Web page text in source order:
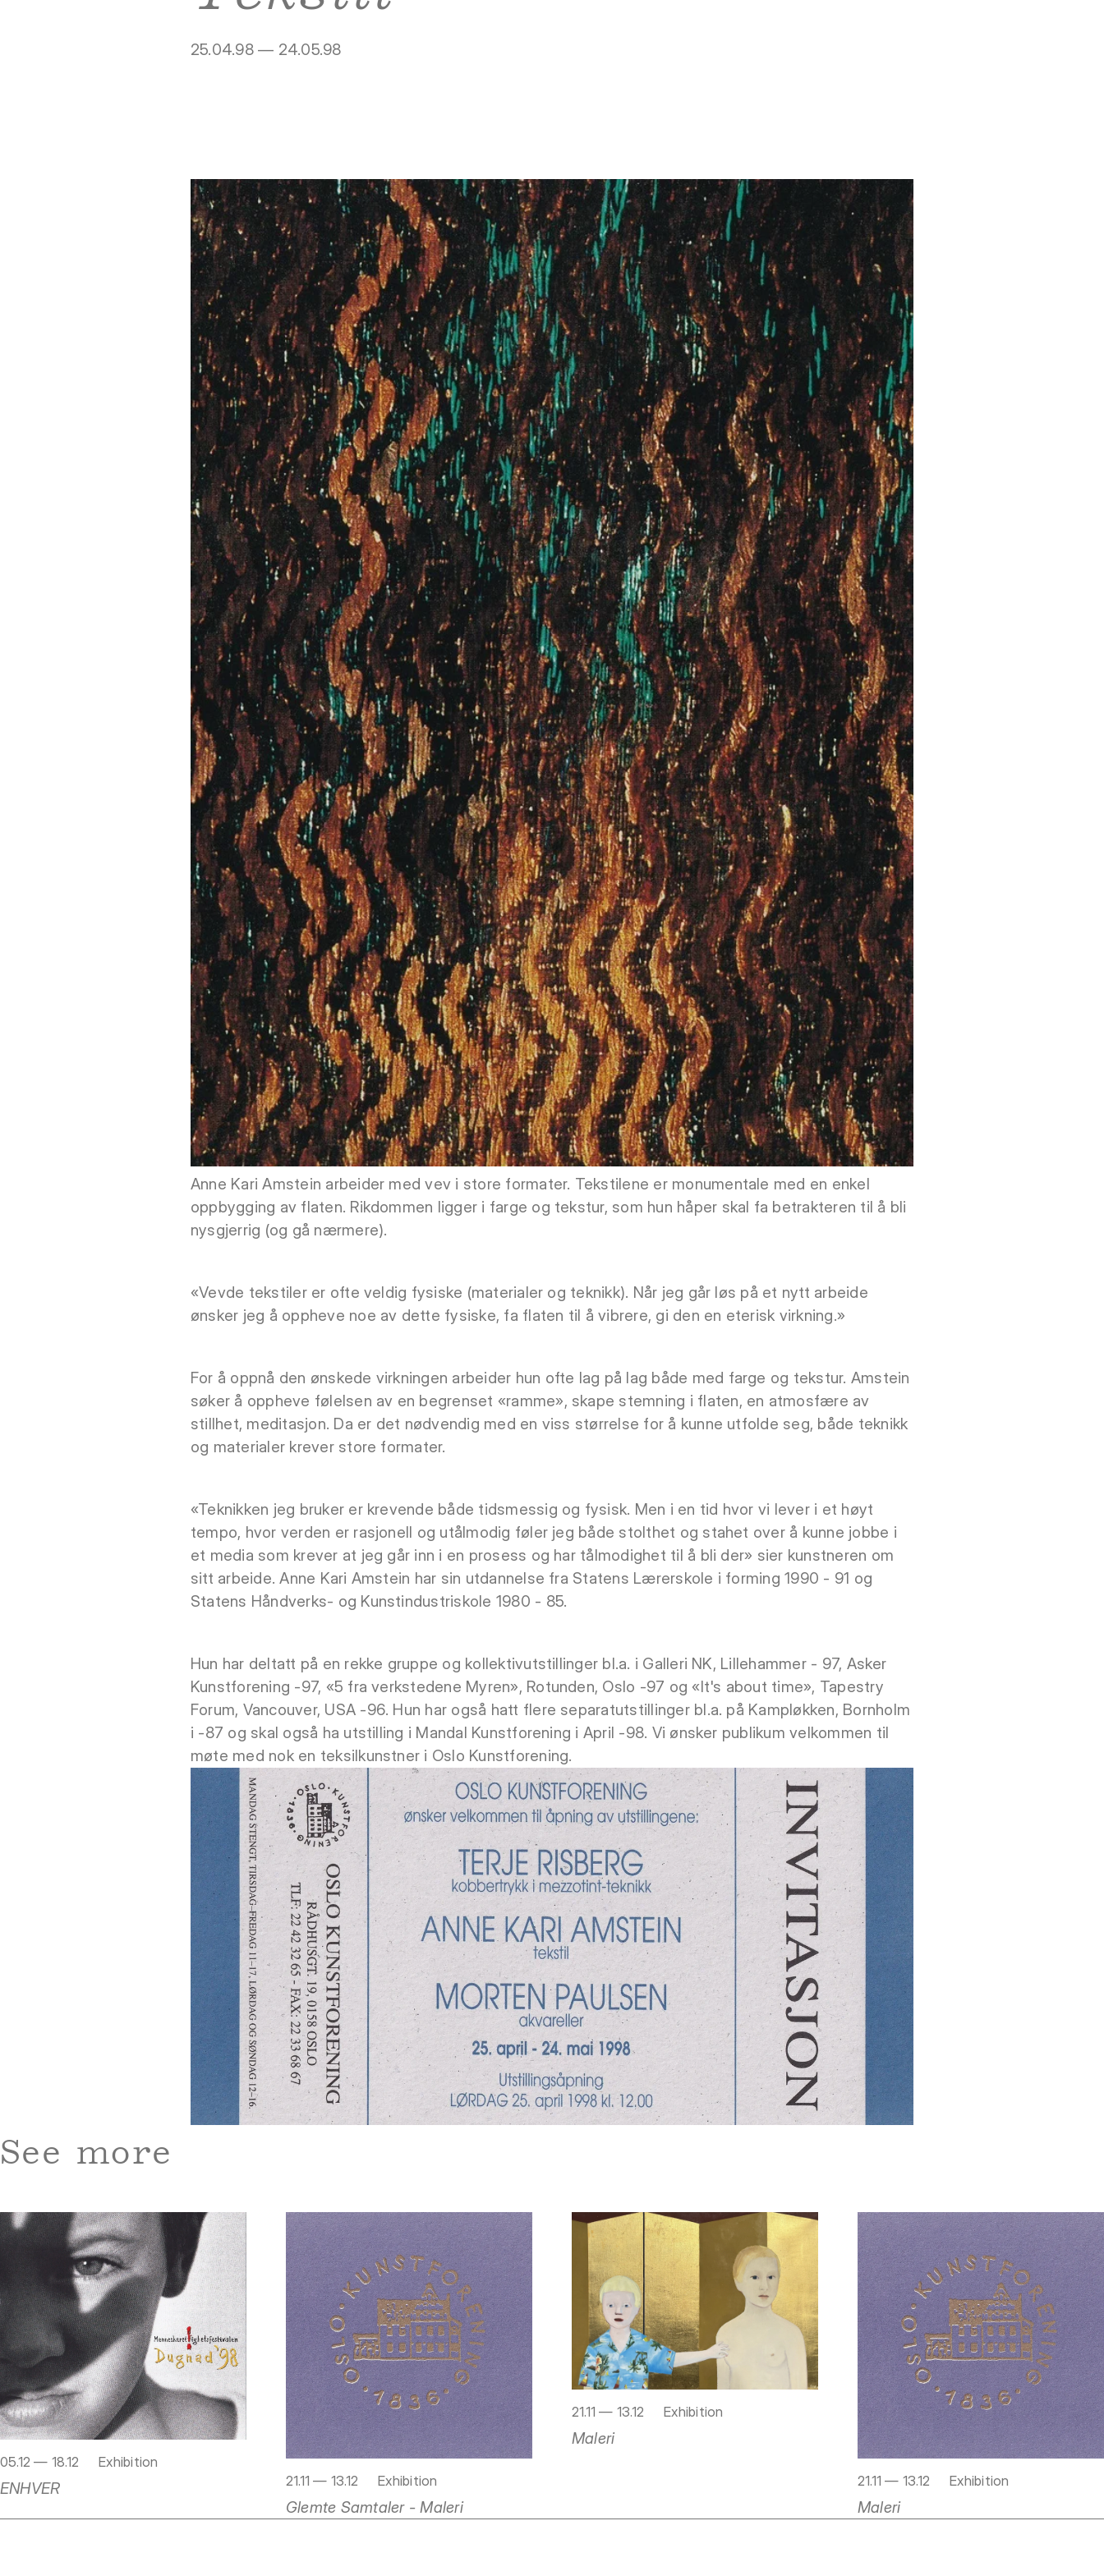
25.04.98 — 24.05.98
Anne Kari Amstein arbeider med vev i store formater. Tekstilene er monumentale med en enkel
oppbygging av flaten. Rikdommen ligger i farge og tekstur, som hun håper skal fa betrakteren til å bli
nysgjerrig (og gå nærmere).
«Vevde tekstiler er ofte veldig fysiske (materialer og teknikk). Når jeg går løs på et nytt arbeide
ønsker jeg å oppheve noe av dette fysiske, fa flaten til å vibrere, gi den en eterisk virkning.»
For å oppnå den ønskede virkningen arbeider hun ofte lag på lag både med farge og tekstur. Amstein
søker å oppheve følelsen av en begrenset «ramme», skape stemning i flaten, en atmosfære av
stillhet, meditasjon. Da er det nødvendig med en viss størrelse for å kunne utfolde seg, både teknikk
og materialer krever store formater.
«Teknikken jeg bruker er krevende både tidsmessig og fysisk. Men i en tid hvor vi lever i et høyt
tempo, hvor verden er rasjonell og utålmodig føler jeg både stolthet og stahet over å kunne jobbe i
et media som krever at jeg går inn i en prosess og har tålmodighet til å bli der» sier kunstneren om
sitt arbeide. Anne Kari Amstein har sin utdannelse fra Statens Lærerskole i forming 1990 - 91 og
Statens Håndverks- og Kunstindustriskole 1980 - 85.
Hun har deltatt på en rekke gruppe og kollektivutstillinger bl.a. i Galleri NK, Lillehammer - 97, Asker
Kunstforening -97, «5 fra verkstedene Myren», Rotunden, Oslo -97 og «It's about time», Tapestry
Forum, Vancouver, USA -96. Hun har også hatt flere separatutstillinger bl.a. på Kampløkken, Bornholm
i -87 og skal også ha utstilling i Mandal Kunstforening i April -98. Vi ønsker publikum velkommen til
møte med nok en teksilkunstner i Oslo Kunstforening.
See more
05.12 — 18.12 Exhibition
ENHVER 21.11 — 13.12 Exhibition
Glemte Samtaler - Maleri
21.11 — 13.12 Exhibition
Maleri
21.11 — 13.12 Exhibition
Maleri